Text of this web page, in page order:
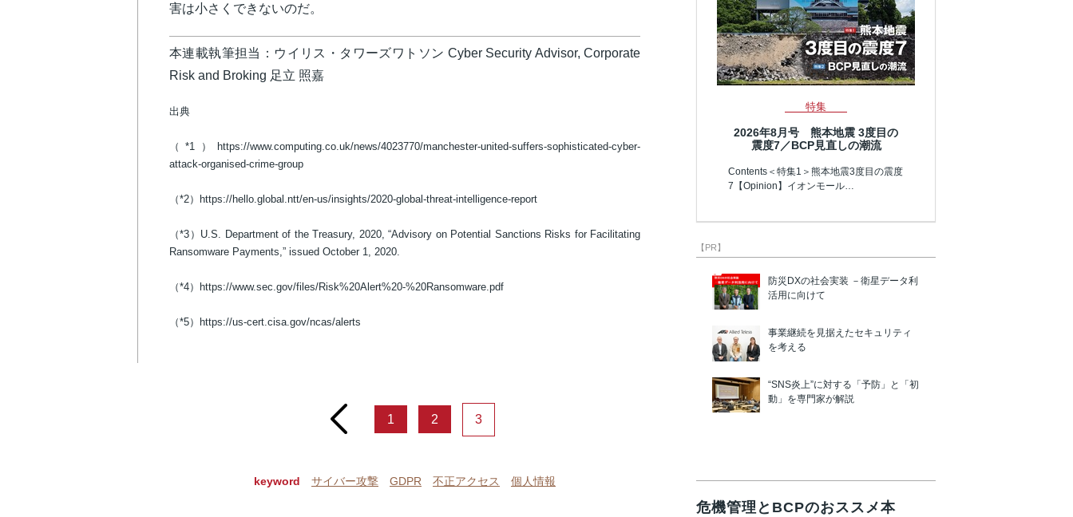
害は小さくできないのだ。
本連載執筆担当：ウイリス・タワーズワトソン Cyber Security Advisor, Corporate
Risk and Broking 足立 照嘉
出典
（*1）https://www.computing.co.uk/news/4023770/manchester-united-suffers-sophisticated-cyber-
attack-organised-crime-group
（*2）https://hello.global.ntt/en-us/insights/2020-global-threat-intelligence-report
（*3）U.S. Department of the Treasury, 2020, “Advisory on Potential Sanctions Risks for Facilitating
Ransomware Payments,” issued October 1, 2020.
（*4）https://www.sec.gov/files/Risk%20Alert%20-%20Ransomware.pdf
（*5）https://us-cert.cisa.gov/ncas/alerts
prev 1 2 3
keyword サイバー攻撃 GDPR 不正アクセス 個人情報
特集
2026年8月号 熊本地震 3度目の
震度7／BCP見直しの潮流
Contents＜特集1＞熊本地震3度目の震度
7【Opinion】イオンモール…
【PR】
防災DXの社会実装 －衛星データ利
活用に向けて
事業継続を見据えたセキュリティ
を考える
“SNS炎上”に対する「予防」と「初
動」を専門家が解説
危機管理とBCPのおススメ本